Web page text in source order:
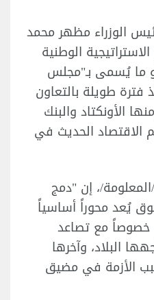
الوزراء مظهر محمد
الوطنية
ما يُسمى بـ"مجلس
طويلة بالتعاون
الأونكتاد والبنك
الاقتصاد الحديث في
، إن "دمج
يُعد محوراً أساسياً
خصوصاً مع تصاعد
البلاد، وآخرها
الأزمة في مضيق